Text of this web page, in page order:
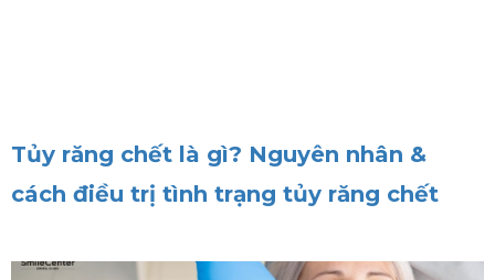
Tủy răng chết là gì? Nguyên nhân &
cách điều trị tình trạng tủy răng chết